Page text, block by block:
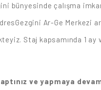
bünyesinde çalışma
Ar-Ge Merkezi
Staj kapsamında 1 ay
ve yapmaya